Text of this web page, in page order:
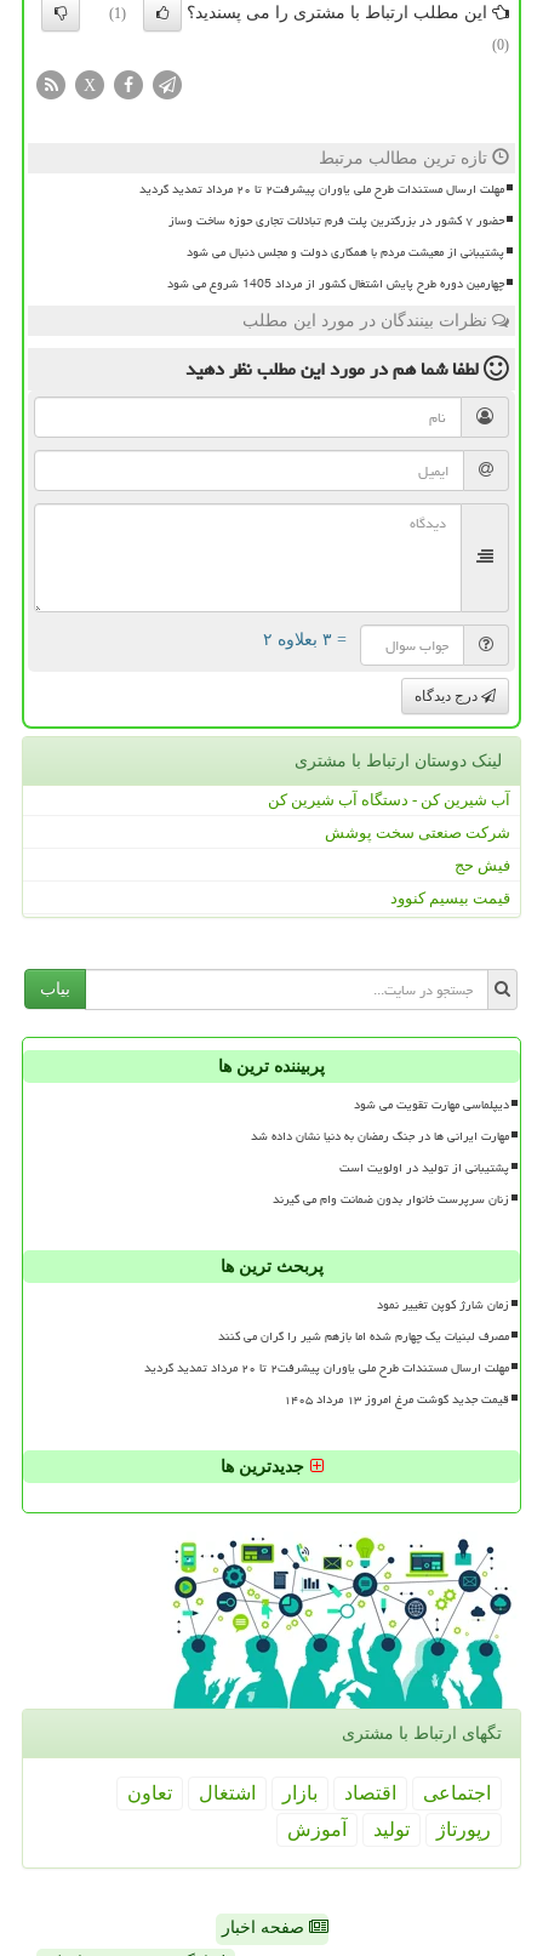
این مطلب ارتباط با مشتری را می پسندید؟
(1)
(0)
X
تازه ترین مطالب مرتبط
مهلت ارسال مستندات طرح ملی یاوران پیشرفت۲ تا ۲۰ مرداد تمدید گردید
حضور ۷ کشور در بزرگترین پلت فرم تبادلات تجاری حوزه ساخت وساز
پشتیبانی از معیشت مردم با همکاری دولت و مجلس دنبال می شود
چهارمین دوره طرح پایش اشتغال کشور از مرداد 1405 شروع می شود
نظرات بینندگان در مورد این مطلب
لطفا شما همدر مورد این مطلبنظر دهید
= ۳ بعلاوه ۲
درج دیدگاه
لینک دوستان ارتباط با مشتری
آب شیرین کن - دستگاه آب شیرین کن
شرکت صنعتی سخت پوشش
فیش حج
قیمت بیسیم کنوود
بیاب
پربیننده ترین ها
دیپلماسی مهارت تقویت می شود
مهارت ایرانی ها در جنگ رمضان به دنیا نشان داده شد
پشتیبانی از تولید در اولویت است
زنان سرپرست خانوار بدون ضمانت وام می گیرند
پربحث ترین ها
زمان شارژ کوپن تغییر نمود
مصرف لبنیات یک چهارم شده اما بازهم شیر را گران می کنند
مهلت ارسال مستندات طرح ملی یاوران پیشرفت۲ تا ۲۰ مرداد تمدید گردید
قیمت جدید گوشت مرغ امروز ۱۳ مرداد ۱۴۰۵
جدیدترین ها
تگهای ارتباط با مشتری
اجتماعی اقتصاد بازار اشتغال
تعاون
رپورتاژ
تولید آموزش
صفحه اخبار